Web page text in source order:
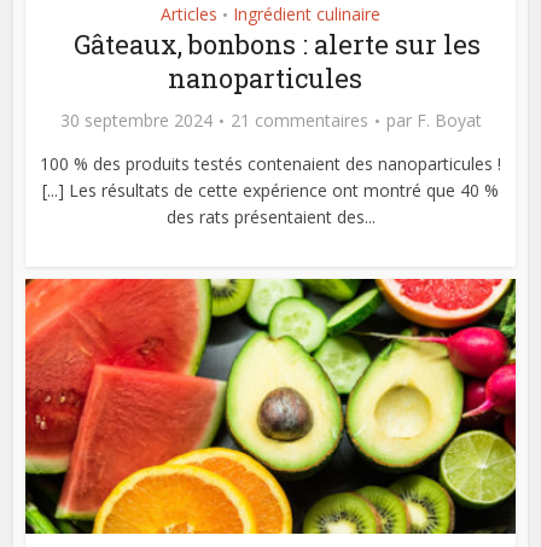
Articles • Ingrédient culinaire
Gâteaux, bonbons : alerte sur les
nanoparticules
30 septembre 2024 21 commentaires par F. Boyat
100 % des produits testés contenaient des nanoparticules !
[...] Les résultats de cette expérience ont montré que 40 %
des rats présentaient des...